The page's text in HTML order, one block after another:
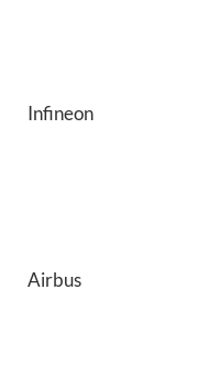
Infineon
Airbus